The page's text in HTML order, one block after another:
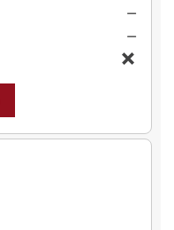
—
—